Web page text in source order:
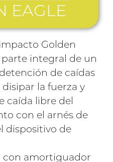
EAGLE
Golden
parte integral de un
de caídas
la fuerza y
caída libre del
con el arnés de
dispositivo de
con amortiguador